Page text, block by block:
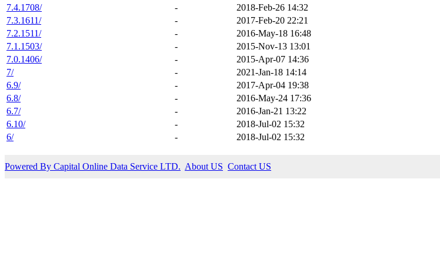
7.4.1708/
-
2018-Feb-26 14:32
7.3.1611/
-
2017-Feb-20 22:21
7.2.1511/
-
2016-May-18 16:48
7.1.1503/
-
2015-Nov-13 13:01
7.0.1406/
-
2015-Apr-07 14:36
7/
-
2021-Jan-18 14:14
6.9/
-
2017-Apr-04 19:38
6.8/
-
2016-May-24 17:36
6.7/
-
2016-Jan-21 13:22
6.10/
-
2018-Jul-02 15:32
6/
- 2018-Jul-02 15:32
Powered By Capital Online Data Service LTD. About US Contact US